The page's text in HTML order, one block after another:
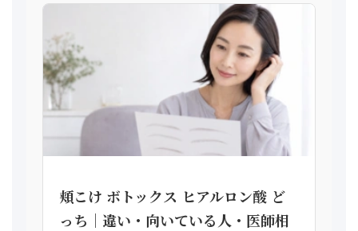
頬こけ ボトックス ヒアルロン酸 ど
っち｜違い・向いている人・医師相